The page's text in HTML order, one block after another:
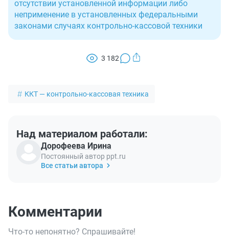
отсутствии установленной информации либо
неприменение в установленных федеральными
законами случаях контрольно-кассовой техники
3 182
ККТ — контрольно-кассовая техника
Над материалом работали:
Дорофеева Ирина
Постоянный автор ppt.ru
Все статьи автора
Комментарии
Что-то непонятно? Спрашивайте!